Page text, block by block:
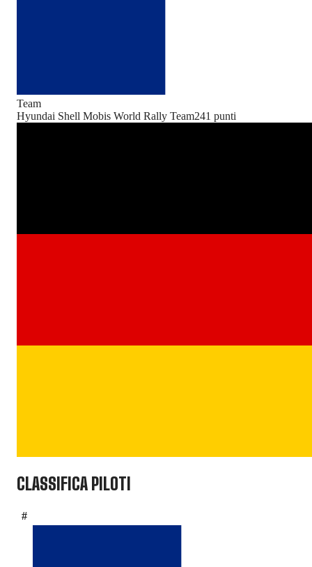
Team
Hyundai Shell Mobis World Rally Team241 punti
CLASSIFICA PILOTI
#